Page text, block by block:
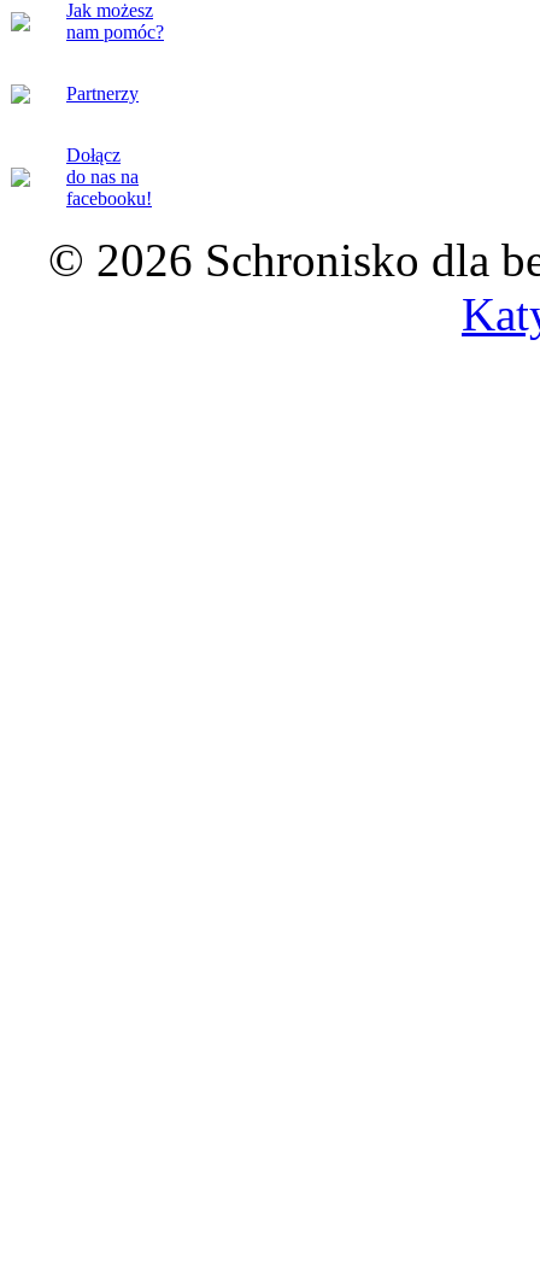
Jak możesz
nam pomóc?
Partnerzy
Dołącz
do nas na
facebooku!
© 2026 Schronisko dla